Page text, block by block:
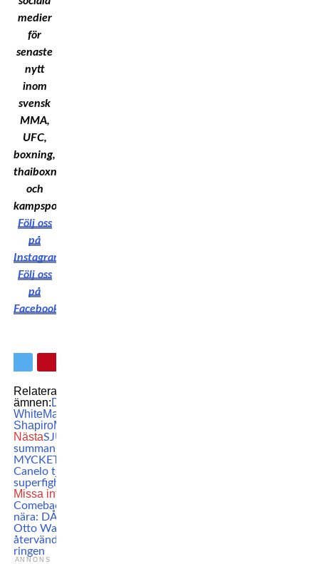
medier
för
senaste
nytt
inom
svensk
MMA,
UFC,
boxning,
thaiboxning
och
kampsport!
Följ oss
på
Instagram
Följ oss
på
Facebook
Relaterade
ämnen:Dana
WhiteMark
ShapiroMMA
NästaSJUKA
summan: Så
MYCKET väntas
Canelo tjäna på
superfighten
Missa inte
Comebacken
nära: DÅ siktar
Otto Wallin på att
återvända till
ringen
ANNONS